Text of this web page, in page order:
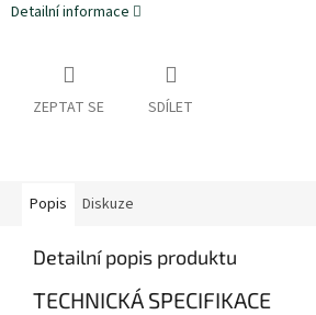
Detailní informace
ZEPTAT SE SDÍLET
Popis Diskuze
Detailní popis produktu
TECHNICKÁ SPECIFIKACE